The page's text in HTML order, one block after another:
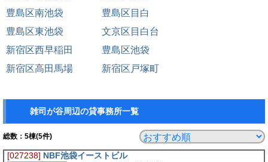
豊島区南池袋
豊島区目白
豊島区東池袋
文京区目白台
新宿区西早稲田
豊島区池袋
新宿区高田馬場
新宿区戸塚町
雑司が谷周辺の貸事務所一覧
総数： 5棟(5件)
[027238] NBF池袋イーストビル